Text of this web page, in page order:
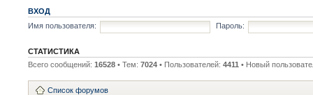
ВХОД
Имя пользователя:
Пароль:
СТАТИСТИКА
Всего сообщений: 16528 • Тем: 7024 • Пользователей: 4411 • Новый
Список форумов